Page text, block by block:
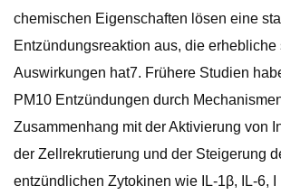
chemischen Eigenschaften lösen eine
Entzündungsreaktion aus, die
Auswirkungen hat7. Frühere Studien
PM10 Entzündungen durch
Zusammenhang mit der Aktivierung von
der Zellrekrutierung und der Steigerung
entzündlichen Zytokinen wie IL-1β, IL-6,